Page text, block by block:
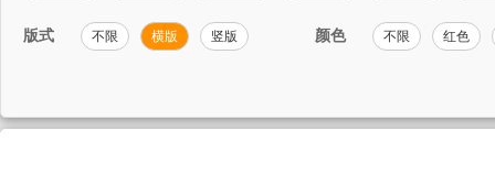
版式 不限 横版 竖版 颜色 不限 红色